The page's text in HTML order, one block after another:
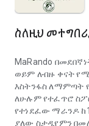
ስለዚህ
MaRando
ወይም ለብዙ ቀናት
እስትንፋስ ለማምጣት
ለሁሉም የተፈጥሮ
የተነደፈው ማራንዶ
ያለው ስታዲየምን